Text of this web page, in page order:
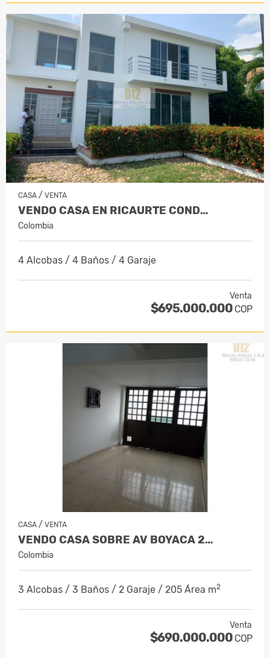
CASA / VENTA
VENDO CASA EN RICAURTE COND…
Colombia
4 Alcobas / 4 Baños / 4 Garaje
Venta
$695.000.000 COP
CASA / VENTA
VENDO CASA SOBRE AV BOYACA 2…
Colombia
3 Alcobas / 3 Baños / 2 Garaje / 205 Área m2
Venta
$690.000.000 COP